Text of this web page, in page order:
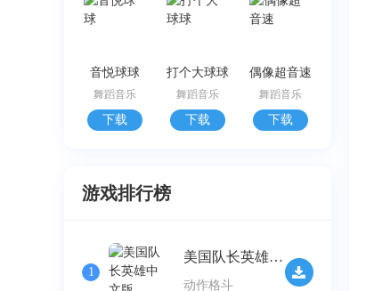
音悦球球
舞蹈音乐
下载
打个大球球
舞蹈音乐
下载
偶像超音速
舞蹈音乐
下载
游戏排行榜
1
美国队长英雄中文版
动作格斗